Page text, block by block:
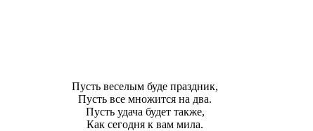
Пусть веселым буде праздник,
Пусть все множится на два.
Пусть удача будет также,
Как сегодня к вам мила.